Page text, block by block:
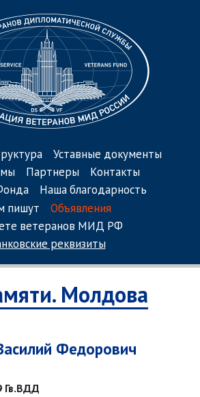
Уставные документы
Партнеры
Контакты
Наша благодарность
пишут
Объявления
ветеранов МИД РФ
реквизиты
Молдова
Федорович
Гв.ВДД